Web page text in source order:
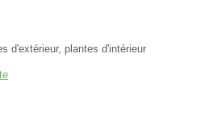
d'extérieur, plantes d'intérieur